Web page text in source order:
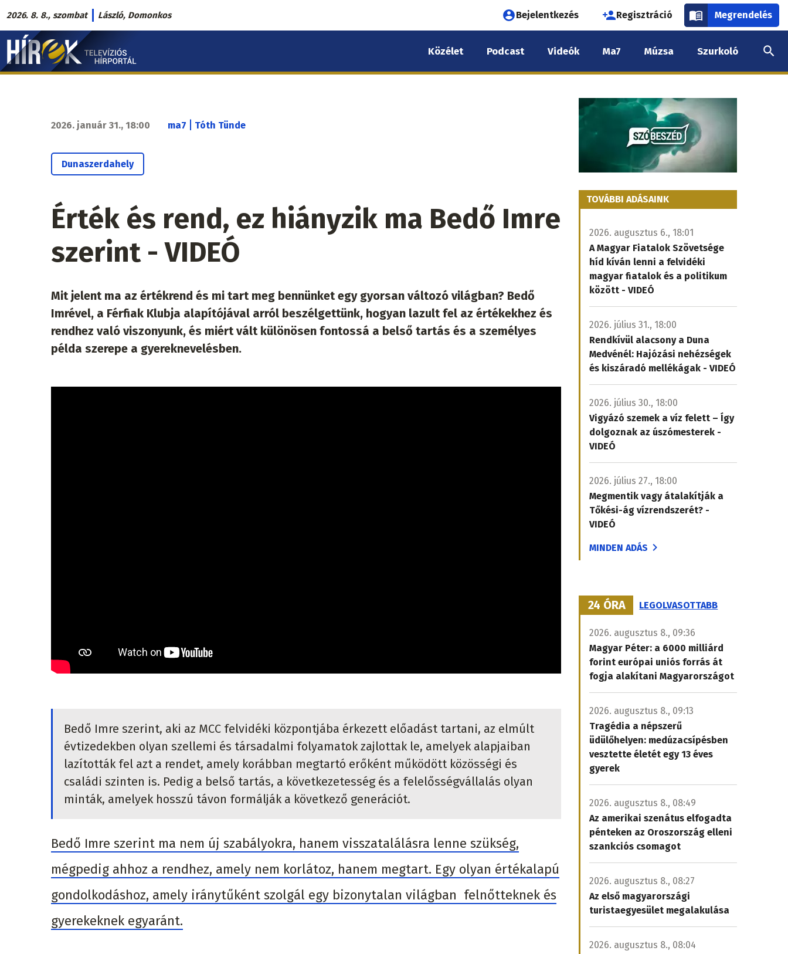
Ugrás
a
tartalomra
2026. 8. 8., szombat László, Domonkos
Felhasználói
fiók
menüje
Bejelentkezés Regisztráció Megrendelés
Hírek.sk
fő
Közélet Podcast Videók Ma7 Múzsa Szurkoló
2026. január 31., 18:00 ma7 Tóth Tünde
Dunaszerdahely
Érték és rend, ez hiányzik ma Bedő Imre
szerint - VIDEÓ
Mit jelent ma az értékrend és mi tart meg bennünket egy gyorsan változó világban? Bedő
Imrével, a Férfiak Klubja alapítójával arról beszélgettünk, hogyan lazult fel az értékekhez és
rendhez való viszonyunk, és miért vált különösen fontossá a belső tartás és a személyes
példa szerepe a gyereknevelésben.
Bedő Imre szerint, aki az MCC felvidéki központjába érkezett előadást tartani, az elmúlt
évtizedekben olyan szellemi és társadalmi folyamatok zajlottak le, amelyek alapjaiban
lazították fel azt a rendet, amely korábban megtartó erőként működött közösségi és
családi szinten is. Pedig a belső tartás, a következetesség és a felelősségvállalás olyan
minták, amelyek hosszú távon formálják a következő generációt.
Bedő Imre szerint ma nem új szabályokra, hanem visszatalálásra lenne szükség,
mégpedig ahhoz a rendhez, amely nem korlátoz, hanem megtart. Egy olyan értékalapú
gondolkodáshoz, amely iránytűként szolgál egy bizonytalan világban felnőtteknek és
gyerekeknek egyaránt.
TOVÁBBI ADÁSAINK
2026. augusztus 6., 18:01
A Magyar Fiatalok Szövetsége
híd kíván lenni a felvidéki
magyar fiatalok és a politikum
között - VIDEÓ
2026. július 31., 18:00
Rendkívül alacsony a Duna
Medvénél: Hajózási nehézségek
és kiszáradó mellékágak - VIDEÓ
2026. július 30., 18:00
Vigyázó szemek a víz felett – Így
dolgoznak az úszómesterek -
VIDEÓ
2026. július 27., 18:00
Megmentik vagy átalakítják a
Tőkési-ág vízrendszerét? -
VIDEÓ
MINDEN ADÁS
24 ÓRA LEGOLVASOTTABB
2026. augusztus 8., 09:36
Magyar Péter: a 6000 milliárd
forint európai uniós forrás át
fogja alakítani Magyarországot
2026. augusztus 8., 09:13
Tragédia a népszerű
üdülőhelyen: medúzacsípésben
vesztette életét egy 13 éves
gyerek
2026. augusztus 8., 08:49
Az amerikai szenátus elfogadta
pénteken az Oroszország elleni
szankciós csomagot
2026. augusztus 8., 08:27
Az első magyarországi
turistaegyesület megalakulása
2026. augusztus 8., 08:04